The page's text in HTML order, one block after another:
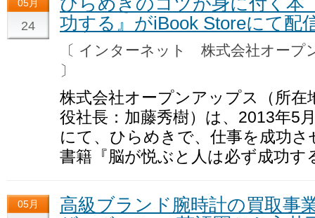
05月
24
功する』がiBook Storeにて配
〔 インターネット 株式会社オー
〕
株式会社オープンアップス（所在
役社長：加藤秀樹）は、2013年5
にて、ひらめきで、仕事を成功
書籍『脳が悦ぶと人は必ず成功す
05月
高級ブランド腕時計の買取事